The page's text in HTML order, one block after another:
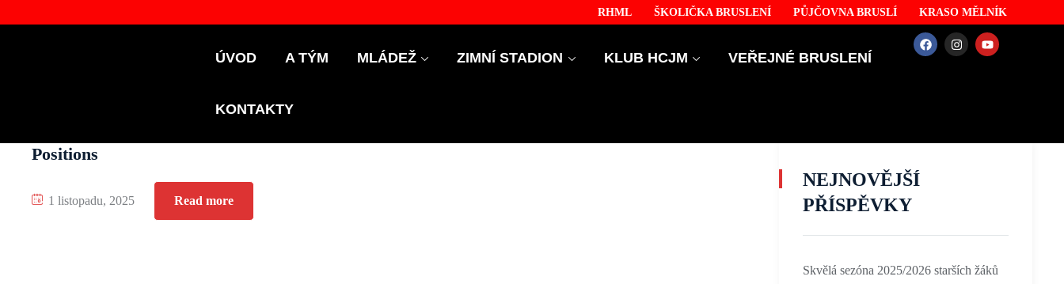
RHML ŠKOLIČKA BRUSLENÍ PŮJČOVNA BRUSLÍ KRASO MĚLNÍK
ÚVOD A TÝM MLÁDEŽ ZIMNÍ STADION KLUB HCJM VEŘEJNÉ BRUSLENÍ
KONTAKTY
Positions
1 listopadu, 2025 Read more
NEJNOVĚJŠÍ
PŘÍSPĚVKY
Skvělá sezóna 2025/2026 starších žáků